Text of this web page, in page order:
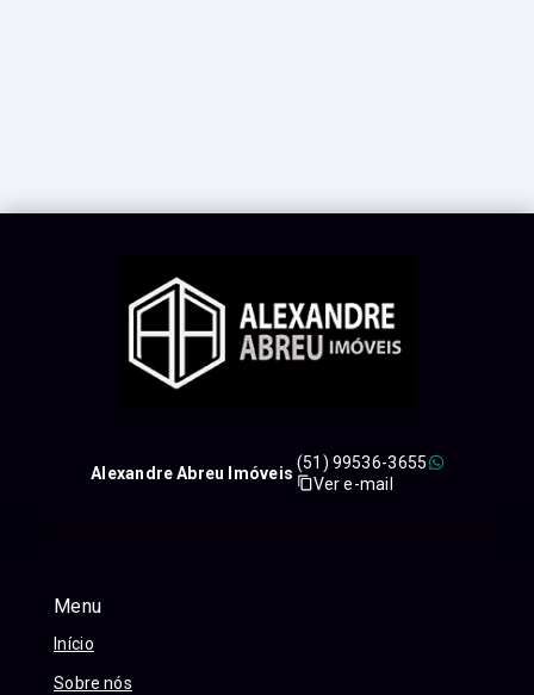
Menu
Início
Sobre nós
Alexandre Abreu Imóveis
(51) 99536-3655
Ver e-mail